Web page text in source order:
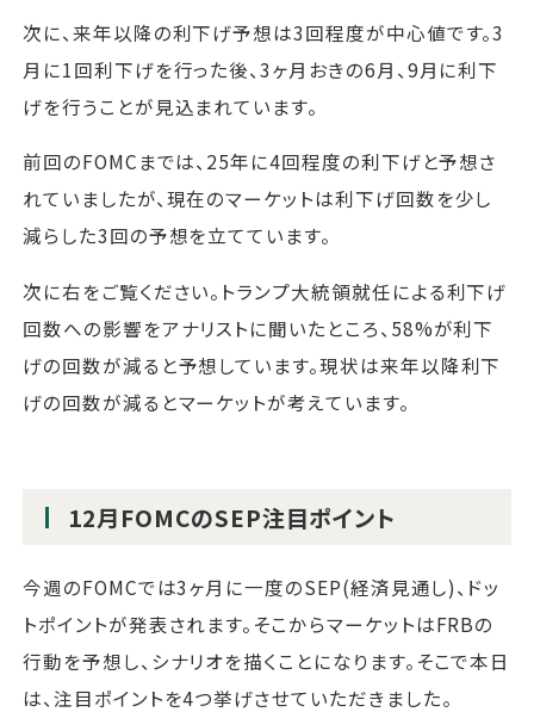
次に、来年以降の利下げ予想は3回程度が中心値です。3
月に1回利下げを行った後、3ヶ月おきの6月、9月に利下
げを行うことが見込まれています。
前回のFOMCまでは、25年に4回程度の利下げと予想さ
れていましたが、現在のマーケットは利下げ回数を少し
減らした3回の予想を立てています。
次に右をご覧ください。トランプ大統領就任による利下げ
回数への影響をアナリストに聞いたところ、58%が利下
げの回数が減ると予想しています。現状は来年以降利下
げの回数が減るとマーケットが考えています。
12月FOMCのSEP注目ポイント
今週のFOMCでは3ヶ月に一度のSEP(経済見通し)、ドッ
トポイントが発表されます。そこからマーケットはFRBの
行動を予想し、シナリオを描くことになります。そこで本日
は、注目ポイントを4つ挙げさせていただきました。